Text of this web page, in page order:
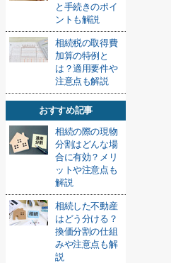
と手続きのポイ
ントも解説
相続税の取得費
加算の特例と
は？適用要件や
注意点も解説
おすすめ記事
相続の際の現物
分割はどんな場
合に有効？メリ
ットや注意点も
解説
相続した不動産
はどう分ける？
換価分割の仕組
みや注意点も解
説